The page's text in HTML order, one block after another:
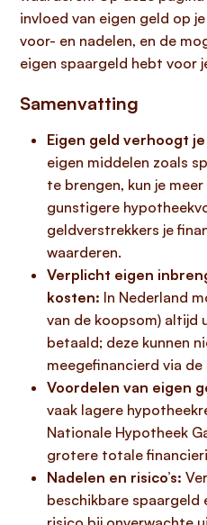
invloed van eigen geld op
voor- en nadelen, en de
eigen spaargeld hebt voor
Samenvatting
Eigen geld verhoogt
eigen middelen zoals
te brengen, kun je
gunstigere
geldverstrekkers je
waarderen.
Verplicht eigen
kosten: In Nederland
van de koopsom) altijd
betaald; deze kunnen
meegefinancierd via
Voordelen van eigen
vaak lagere
Nationale Hypotheek
grotere totale
Nadelen en risico’s:
beschikbare